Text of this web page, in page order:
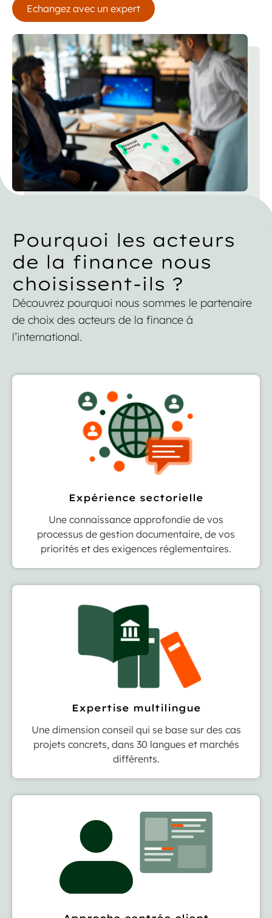
Echangez avec un expert
Pourquoi les acteurs
de la finance nous
choisissent-ils ?
Découvrez pourquoi nous sommes le partenaire
de choix des acteurs de la finance à
l’international.
Expérience sectorielle
Une connaissance approfondie de vos
processus de gestion documentaire, de vos
priorités et des exigences réglementaires.
Expertise multilingue
Une dimension conseil qui se base sur des cas
projets concrets, dans 30 langues et marchés
différents.